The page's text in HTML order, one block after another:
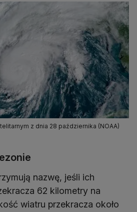
z dnia 28 października (NOAA)
nazwę, jeśli ich
62 kilometry na
wiatru przekracza około